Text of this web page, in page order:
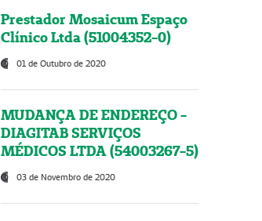
Prestador Mosaicum Espaço
Clínico Ltda (51004352-0)
01 de Outubro de 2020
MUDANÇA DE ENDEREÇO -
DIAGITAB SERVIÇOS
MÉDICOS LTDA (54003267-5)
03 de Novembro de 2020